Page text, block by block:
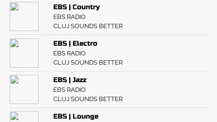
EBS | Country
EBS RADIO
CLUJ SOUNDS BETTER
EBS | Electro
EBS RADIO
CLUJ SOUNDS BETTER
EBS | Jazz
EBS RADIO
CLUJ SOUNDS BETTER
EBS | Lounge